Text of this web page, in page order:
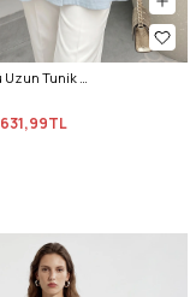
Ön Büzgülü Uzun Tunik 262338 - BEBE MAVİSİ
631,99TL